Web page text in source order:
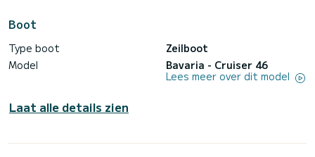
Boot
Type boot
Zeilboot
Model
Bavaria - Cruiser 46
Lees meer over dit model
Laat alle details zien